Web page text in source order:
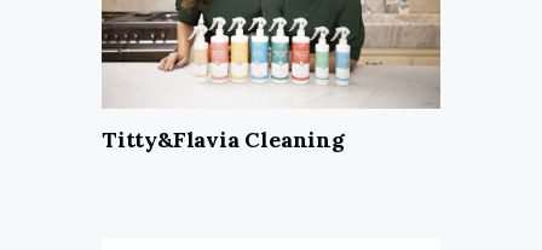
Titty&Flavia Cleaning